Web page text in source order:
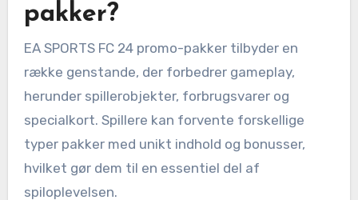
pakker?
EA SPORTS FC 24 promo-pakker tilbyder en
række genstande, der forbedrer gameplay,
herunder spillerobjekter, forbrugsvarer og
specialkort. Spillere kan forvente forskellige
typer pakker med unikt indhold og bonusser,
hvilket gør dem til en essentiel del af
spiloplevelsen.